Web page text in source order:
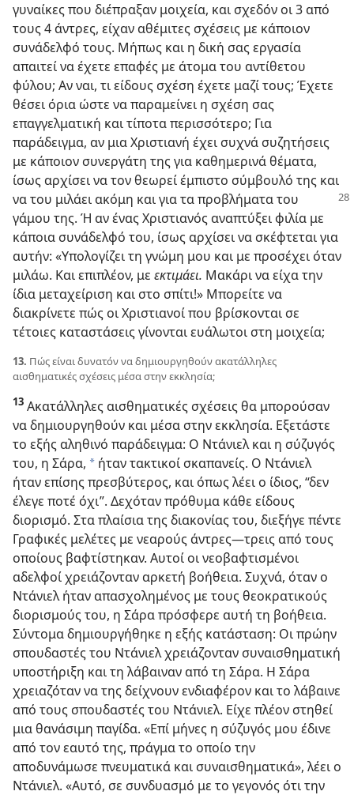
γυναίκες που διέπραξαν μοιχεία, και σχεδόν οι 3 από
τους 4 άντρες, είχαν αθέμιτες σχέσεις με κάποιον
συνάδελφό τους. Μήπως και η δική σας εργασία
απαιτεί να έχετε επαφές με άτομα του αντίθετου
φύλου; Αν ναι, τι είδους σχέση έχετε μαζί τους; Έχετε
θέσει όρια ώστε να παραμείνει η σχέση σας
επαγγελματική και τίποτα περισσότερο; Για
παράδειγμα, αν μια Χριστιανή έχει συχνά συζητήσεις
με κάποιον συνεργάτη της για καθημερινά θέματα,
ίσως αρχίσει να τον θεωρεί έμπιστο σύμβουλό της και
να του μιλάει ακόμη και για τα προβλήματα του
γάμου της. Ή αν ένας Χριστιανός αναπτύξει φιλία με
κάποια συνάδελφό του, ίσως αρχίσει να σκέφτεται για
αυτήν: «Υπολογίζει τη γνώμη μου και με προσέχει όταν
μιλάω. Και επιπλέον, με εκτιμάει. Μακάρι να είχα την
ίδια μεταχείριση και στο σπίτι!» Μπορείτε να
διακρίνετε πώς οι Χριστιανοί που βρίσκονται σε
τέτοιες καταστάσεις γίνονται ευάλωτοι στη μοιχεία;
13. Πώς είναι δυνατόν να δημιουργηθούν ακατάλληλες
αισθηματικές σχέσεις μέσα στην εκκλησία;
13 Ακατάλληλες αισθηματικές σχέσεις θα μπορούσαν
να δημιουργηθούν και μέσα στην εκκλησία. Εξετάστε
το εξής αληθινό παράδειγμα: Ο Ντάνιελ και η σύζυγός
του, η Σάρα, * ήταν τακτικοί σκαπανείς. Ο Ντάνιελ
ήταν επίσης πρεσβύτερος, και όπως λέει ο ίδιος, “δεν
έλεγε ποτέ όχι”. Δεχόταν πρόθυμα κάθε είδους
διορισμό. Στα πλαίσια της διακονίας του, διεξήγε πέντε
Γραφικές μελέτες με νεαρούς άντρες​—τρεις από τους
οποίους βαφτίστηκαν. Αυτοί οι νεοβαφτισμένοι
αδελφοί χρειάζονταν αρκετή βοήθεια. Συχνά, όταν ο
Ντάνιελ ήταν απασχολημένος με τους θεοκρατικούς
διορισμούς του, η Σάρα πρόσφερε αυτή τη βοήθεια.
Σύντομα δημιουργήθηκε η εξής κατάσταση: Οι πρώην
σπουδαστές του Ντάνιελ χρειάζονταν συναισθηματική
υποστήριξη και τη λάβαιναν από τη Σάρα. Η Σάρα
χρειαζόταν να της δείχνουν ενδιαφέρον και το λάβαινε
από τους σπουδαστές του Ντάνιελ. Είχε πλέον στηθεί
μια θανάσιμη παγίδα. «Επί μήνες η σύζυγός μου έδινε
από τον εαυτό της, πράγμα το οποίο την
αποδυνάμωσε πνευματικά και συναισθηματικά», λέει ο
Ντάνιελ. «Αυτό, σε συνδυασμό με το γεγονός ότι την